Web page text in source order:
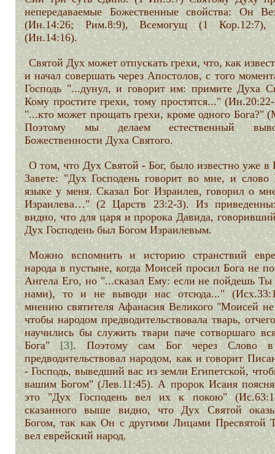
непередаваемые Божественные свойства: Он
(Ин.14:26; Рим.8:9), Всемогущ (1 Кор.12:7),
(Ин.14:16).
Святой Дух может отпускать грехи, что, как
и начал совершать через Апостолов, с того
Господь "...дунул, и говорит им: примите Духа
Кому простите грехи, тому простятся..."
"...кто может прощать грехи, кроме одного Бога?"
Поэтому мы делаем естественный
Божественности Духа Святого.
О том, что Дух Святой - Бог, было известно уже в
Завете: "Дух Господень говорит во мне, и слово
языке у меня. Сказал Бог Израилев, говорил о
Израилева…" (2 Царств 23:2-3). Из
видно, что для царя и пророка Давида,
Дух Господень был Богом Израилевым.
Можно вспомнить и историю странствий
народа в пустыне, когда Моисей просил Бога не
Ангела Его, но "...сказал Ему: если не пойдешь
нами), то и не выводи нас отсюда..."
мнению святителя Афанасия Великого "Моисей не
чтобы народом предводительствовала тварь,
научились бы служить твари паче сотворшаго
Бога"[3]. Поэтому сам Бог через Слово
предводительствовал народом, как и говорит
- Господь, выведший вас из земли Египетской,
вашим Богом" (Лев.11:45). А пророк Исаия
это "Дух Господень вел их к покою"
сказанного выше видно, что Дух Святой
Богом, так как Он с другими Лицами Пресвятой
вел еврейский народ.